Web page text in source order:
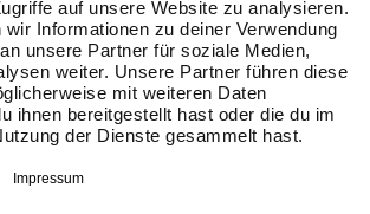
Estrichbeton erzielst Du
ebenmäßige Ergebnisse, da diese
in einer genormten Korngröße enthalten.
Schichten beim Auftragen müssen gut